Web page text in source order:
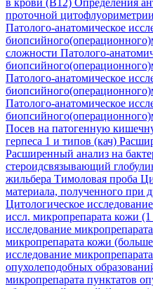
в крови (В12) Определения
проточной
Патолого-анатомическое
сложности Патолого-
Патолого-анатомическое
Патолого-анатомическое
Посев на патогенную
герпеса 1 и типов (кач)
Расширенный анализ на
стероидсвязывающий
жильбера Тимоловая проба
материала, полученного при
Цитологическое
иссл. микропрепарата кожи (1
исследование
микропрепарата кожи (больше
исследование
опухолеподобных
микропрепарата пунктатов